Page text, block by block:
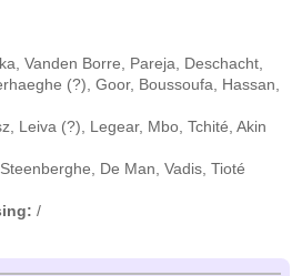
Vanden Borre, Pareja, Deschacht,
(?), Goor, Boussoufa, Hassan,
Leiva (?), Legear, Mbo, Tchité, Akin
De Man, Vadis, Tioté
/